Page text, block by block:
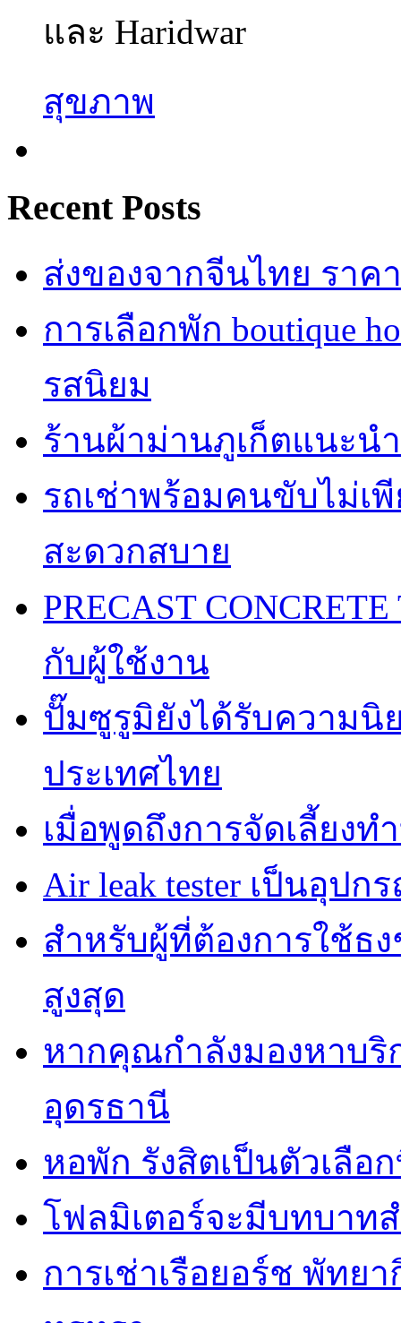
และ Haridwar
สุขภาพ
Recent Posts
ส่งของจากจีนไทย ราค
การเลือกพัก boutique
รสนิยม
ร้านผ้าม่านภูเก็ตแนะน
รถเช่าพร้อมคนขับไม่เ
สะดวกสบาย
PRECAST
กับผู้ใช้งาน
ปั๊มซูรูมิยังได้รับความนิ
ประเทศไทย
เมื่อพูดถึงการจัดเลี้ยง
Air leak tester เป็นอุป
สำหรับผู้ที่ต้องการใช้ธ
สูงสุด
หากคุณกำลังมองหาบริ
อุดรธานี
หอพัก รังสิตเป็นตัวเลือ
โฟลมิเตอร์จะมีบทบา
การเช่าเรือยอร์ช พัทย